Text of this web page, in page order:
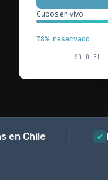
Cupos en vivo
78% reservado
SOLO EL